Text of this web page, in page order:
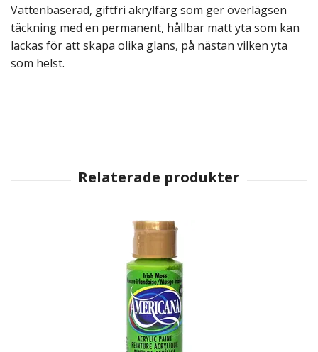
Vattenbaserad, giftfri akrylfärg som ger överlägsen
täckning med en permanent, hållbar matt yta som kan
lackas för att skapa olika glans, på nästan vilken yta
som helst.